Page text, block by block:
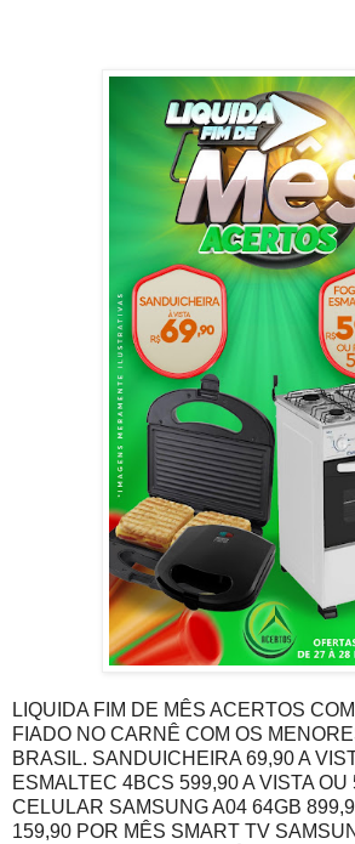
LIQUIDA FIM DE MÊS ACERTOS
FIADO NO CARNÊ COM OS
BRASIL. SANDUICHEIRA 69,90 A
ESMALTEC 4BCS 599,90 A VISTA OU
CELULAR SAMSUNG A04 64GB
159,90 POR MÊS SMART TV